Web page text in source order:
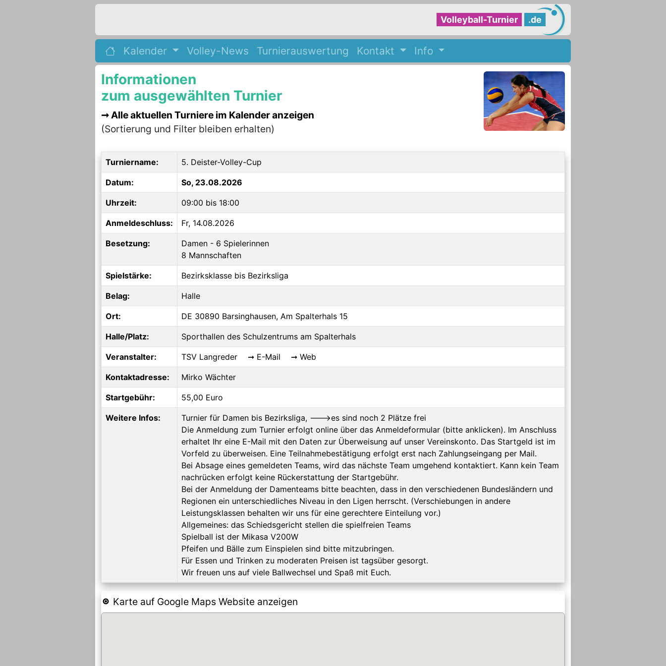
Volleyball-Turnier .de
Kalender Volley-News Turnierauswertung Kontakt Info
Informationen
zum ausgewählten Turnier
Alle aktuellen Turniere im Kalender anzeigen
(Sortierung und Filter bleiben erhalten)
Turniername: 5. Deister-Volley-Cup
Datum: So, 23.08.2026
Uhrzeit: 09:00 bis 18:00
Anmeldeschluss: Fr, 14.08.2026
Besetzung:
Damen - 6 Spielerinnen
8 Mannschaften
Spielstärke: Bezirksklasse bis Bezirksliga
Belag: Halle
Ort: DE 30890 Barsinghausen, Am Spalterhals 15
Halle/Platz: Sporthallen des Schulzentrums am Spalterhals
Veranstalter: TSV Langreder E-Mail Web
Kontaktadresse: Mirko Wächter
Startgebühr: 55,00 Euro
Weitere Infos:
Turnier für Damen bis Bezirksliga, --->es sind noch 2 Plätze frei
Die Anmeldung zum Turnier erfolgt online über das Anmeldeformular (bitte anklicken). Im Anschluss
erhaltet Ihr eine E-Mail mit den Daten zur Überweisung auf unser Vereinskonto. Das Startgeld ist im
Vorfeld zu überweisen. Eine Teilnahmebestätigung erfolgt erst nach Zahlungseingang per Mail.
Bei Absage eines gemeldeten Teams, wird das nächste Team umgehend kontaktiert. Kann kein Team
nachrücken erfolgt keine Rückerstattung der Startgebühr.
Bei der Anmeldung der Damenteams bitte beachten, dass in den verschiedenen Bundesländern und
Regionen ein unterschiedliches Niveau in den Ligen herrscht. (Verschiebungen in andere
Leistungsklassen behalten wir uns für eine gerechtere Einteilung vor.)
Allgemeines: das Schiedsgericht stellen die spielfreien Teams
Spielball ist der Mikasa V200W
Pfeifen und Bälle zum Einspielen sind bitte mitzubringen.
Für Essen und Trinken zu moderaten Preisen ist tagsüber gesorgt.
Wir freuen uns auf viele Ballwechsel und Spaß mit Euch.
Karte auf Google Maps Website anzeigen